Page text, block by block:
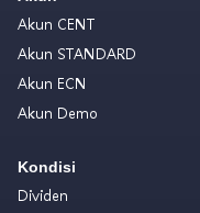
Akun CENT
Akun STANDARD
Akun ECN
Akun Demo
Kondisi
Dividen